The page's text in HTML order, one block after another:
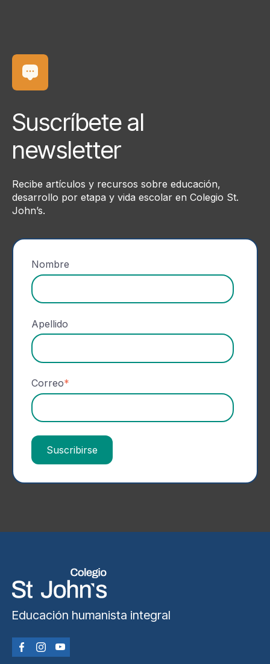
Suscríbete al
newsletter
Recibe artículos y recursos sobre educación,
desarrollo por etapa y vida escolar en Colegio St.
John’s.
Nombre
Apellido
Correo*
Educación humanista integral